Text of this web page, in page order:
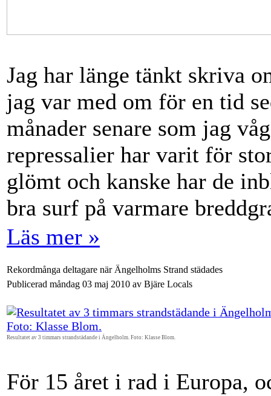
Jag har länge tänkt skriva
jag var med om för en tid
månader senare som jag
repressalier har varit för
glömt och kanske har de
bra surf på varmare
Läs mer »
Rekordmånga deltagare när Ängelholms Strand städades
Publicerad måndag 03 maj 2010 av Bjäre Locals
Resultatet av 3 timmars strandstädande i Ängelholm. Foto: Klasse Blom.
För 15 året i rad i Europa,